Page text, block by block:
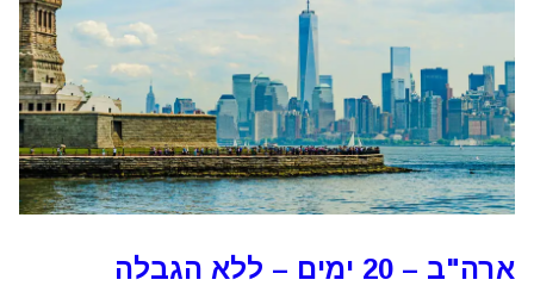
ארה"ב – 20 ימים – ללא הגבלה